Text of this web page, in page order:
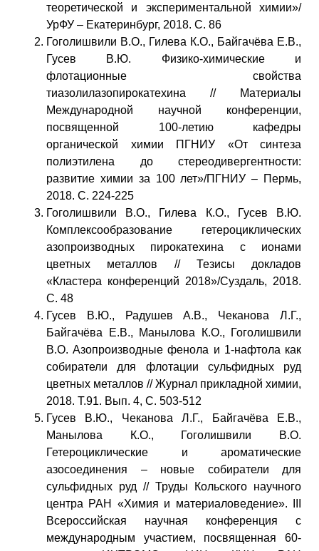
теоретической и экспериментальной химии»/
УрФУ – Екатеринбург, 2018. С. 86
Гоголишвили В.О., Гилева К.О., Байгачёва Е.В.,
Гусев В.Ю. Физико-химические и
флотационные свойства
тиазолилазопирокатехина // Материалы
Международной научной конференции,
посвященной 100-летию кафедры
органической химии ПГНИУ «От синтеза
полиэтилена до стереодивергентности:
развитие химии за 100 лет»/ПГНИУ – Пермь,
2018. С. 224-225
Гоголишвили В.О., Гилева К.О., Гусев В.Ю.
Комплексообразование гетероциклических
азопроизводных пирокатехина с ионами
цветных металлов // Тезисы докладов
«Кластера конференций 2018»/Суздаль, 2018.
С. 48
Гусев В.Ю., Радушев А.В., Чеканова Л.Г.,
Байгачёва Е.В., Манылова К.О., Гоголишвили
В.О. Азопроизводные фенола и 1-нафтола как
собиратели для флотации сульфидных руд
цветных металлов // Журнал прикладной химии,
2018. Т.91. Вып. 4, С. 503-512
Гусев В.Ю., Чеканова Л.Г., Байгачёва Е.В.,
Манылова К.О., Гоголишвили В.О.
Гетероциклические и ароматические
азосоединения – новые собиратели для
сульфидных руд // Труды Кольского научного
центра РАН «Химия и материаловедение». III
Всероссийская научная конференция с
международным участием, посвященная 60-